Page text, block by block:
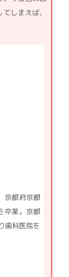
しまえば、
京都府京都
卒業。京都
歯科医院を